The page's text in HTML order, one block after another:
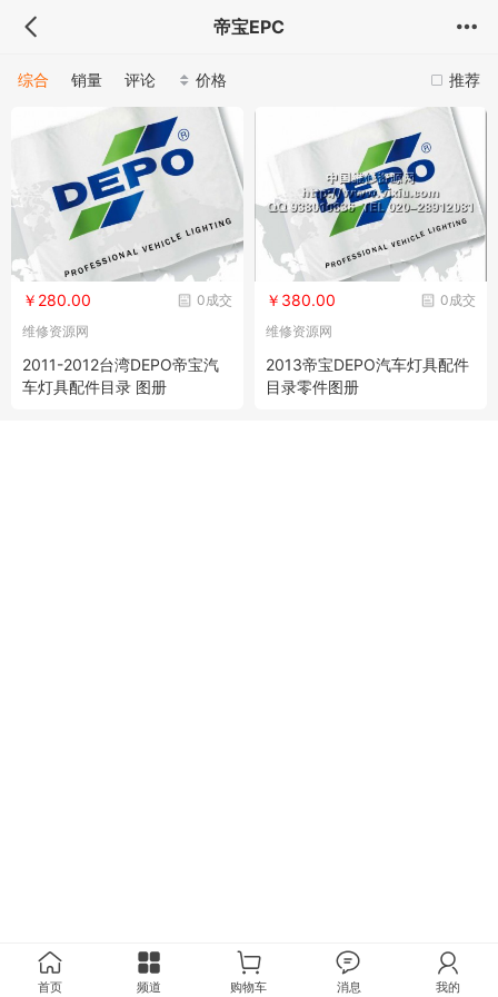
帝宝EPC
推荐
综合 销量 评论 价格
0成交
￥280.00
维修资源网
2011-2012台湾DEPO帝宝汽
车灯具配件目录 图册
0成交
￥380.00
维修资源网
2013帝宝DEPO汽车灯具配件
目录零件图册
首页 频道 购物车 消息 我的